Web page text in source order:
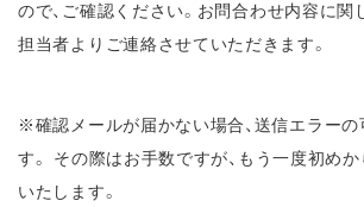
ので、ご確認ください。 お問合わせ内容に関
担当者よりご連絡させていただきます。
※確認メールが届かない場合、送信エラー
す。
その際はお手数ですが、もう一度初め
いたします。